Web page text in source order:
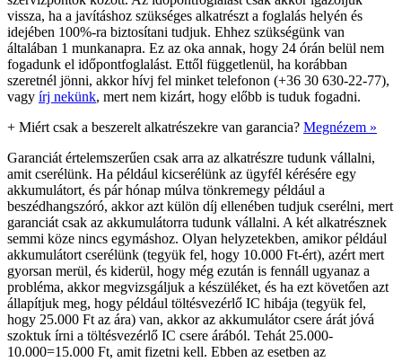
vissza, ha a javításhoz szükséges alkatrészt a foglalás helyén és
idejében 100%-ra biztosítani tudjuk. Ehhez szükségünk van
általában 1 munkanapra. Ez az oka annak, hogy 24 órán belül nem
fogadunk el időpontfoglalást. Ettől függetlenül, ha korábban
szeretnél jönni, akkor hívj fel minket telefonon (+36 30 630-22-77),
vagy írj nekünk, mert nem kizárt, hogy előbb is tuduk fogadni.
+ Miért csak a beszerelt alkatrészekre van garancia? Megnézem »
Garanciát értelemszerűen csak arra az alkatrészre tudunk vállalni,
amit cserélünk. Ha például kicserélünk az ügyfél kérésére egy
akkumulátort, és pár hónap múlva tönkremegy például a
beszédhangszóró, akkor azt külön díj ellenében tudjuk cserélni, mert
garanciát csak az akkumulátorra tudunk vállalni. A két alkatrésznek
semmi köze nincs egymáshoz. Olyan helyzetekben, amikor például
akkumulátort cserélünk (tegyük fel, hogy 10.000 Ft-ért), azért mert
gyorsan merül, és kiderül, hogy még ezután is fennáll ugyanaz a
probléma, akkor megvizsgáljuk a készüléket, és ha ezt követően azt
állapítjuk meg, hogy például töltésvezérlő IC hibája (tegyük fel,
hogy 25.000 Ft az ára) van, akkor az akkumulátor csere árát jóvá
szoktuk írni a töltésvezérlő IC csere árából. Tehát 25.000-
10.000=15.000 Ft, amit fizetni kell. Ebben az esetben az